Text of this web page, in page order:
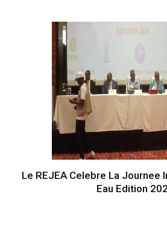
Le REJEA Celebre La Journee
Eau Edition